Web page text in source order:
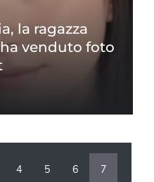
la ragazza
venduto foto
4 5 6 7